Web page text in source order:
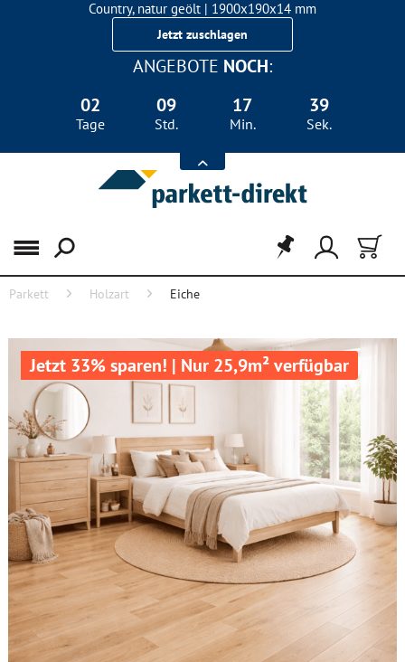
Country, natur geölt | 1900x190x14 mm
Landhausdiele Eiche für nur 29,90 €/m²
Jetzt zuschlagen
ANGEBOTE NOCH:
02
Tage
09
Std.
17
Min.
38
Sek.
Menü
Parkett Holzart Eiche
Jetzt 33% sparen! | Nur 25,9m² verfügbar